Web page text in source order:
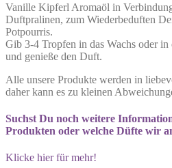
Vanille Kipferl Aromaöl in
Duftpralinen, zum Wiederbeduften
Potpourris.
Gib 3-4 Tropfen in das Wachs oder
und genieße den Duft.
Alle unsere Produkte werden in
daher kann es zu kleinen
Suchst Du noch weitere
Produkten oder welche Düfte wir
Klicke hier für mehr!